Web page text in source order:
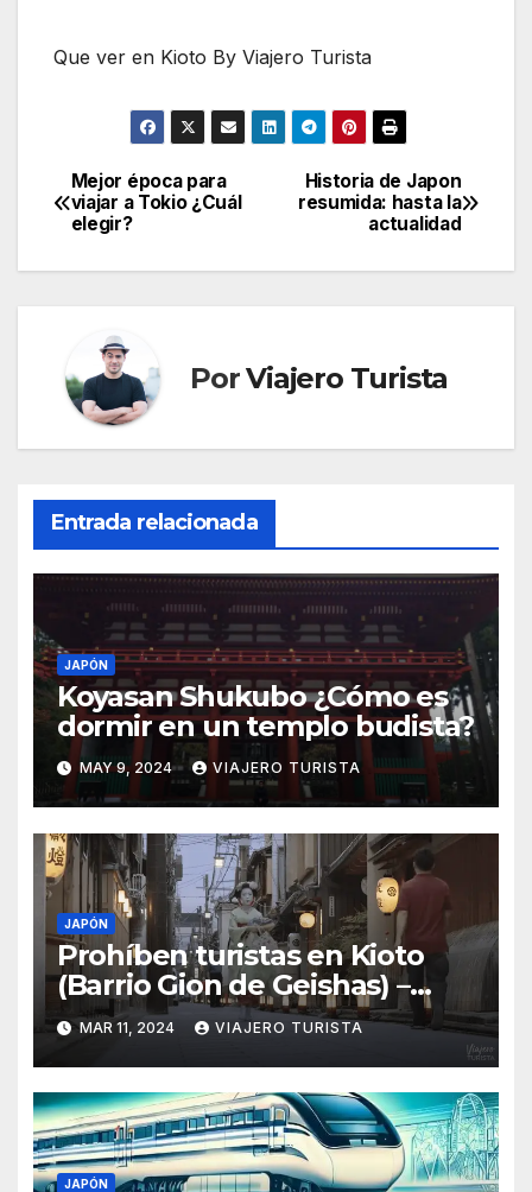
Que ver en Kioto By Viajero Turista
Navegación
de
Historia de Japon
resumida: hasta la
actualidad
Mejor época para
viajar a Tokio ¿Cuál
elegir?
PorViajero Turista
Entrada relacionada
JAPÓN
Koyasan Shukubo ¿Cómo es
dormir en un templo budista?
MAY 9, 2024 VIAJERO TURISTA
JAPÓN
Prohíben turistas en Kioto
(Barrio Gion de Geishas) –
Marzo 2024
MAR 11, 2024 VIAJERO TURISTA
JAPÓN